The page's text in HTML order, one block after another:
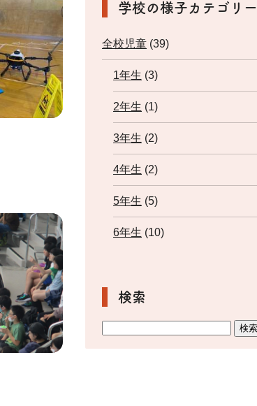
学校の様子カテゴリー
全校児童 (39)
1年生 (3)
2年生 (1)
3年生 (2)
4年生 (2)
5年生 (5)
6年生 (10)
検索